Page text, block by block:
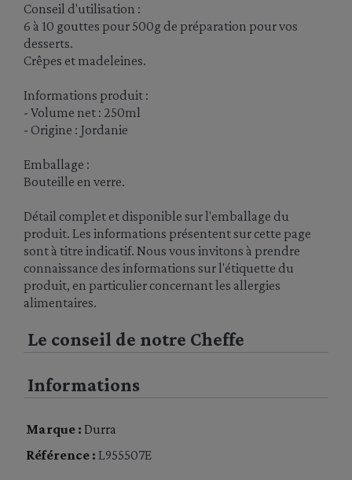
Conseil d'utilisation :
6 à 10 gouttes pour 500g de préparation pour vos
desserts.
Crêpes et madeleines.
Informations produit :
- Volume net : 250ml
- Origine : Jordanie
Emballage :
Bouteille en verre.
Détail complet et disponible sur l'emballage du
produit. Les informations présentent sur cette page
sont à titre indicatif. Nous vous invitons à prendre
connaissance des informations sur l'étiquette du
produit, en particulier concernant les allergies
alimentaires.
Le conseil de notre Cheffe
Informations
Marque : Durra
Référence : L955507E